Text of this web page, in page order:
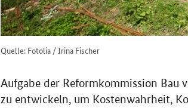
Quelle: Fotolia / Irina Fischer
Aufgabe der Reformkommission Bau
zu entwickeln, um Kostenwahrheit,